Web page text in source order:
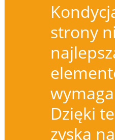
strony
Dzięki
zyska na